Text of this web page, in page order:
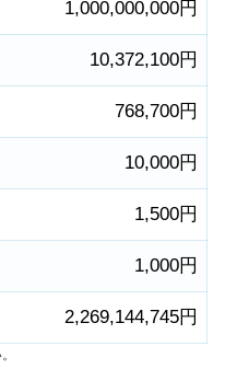
1,000,000,000円
10,372,100円
768,700円
10,000円
1,500円
1,000円
2,269,144,745円